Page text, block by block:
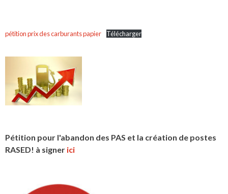
pétition prix des carburants papier Télécharger
Pétition pour l'abandon des PAS et la création de postes
RASED! à signer ici